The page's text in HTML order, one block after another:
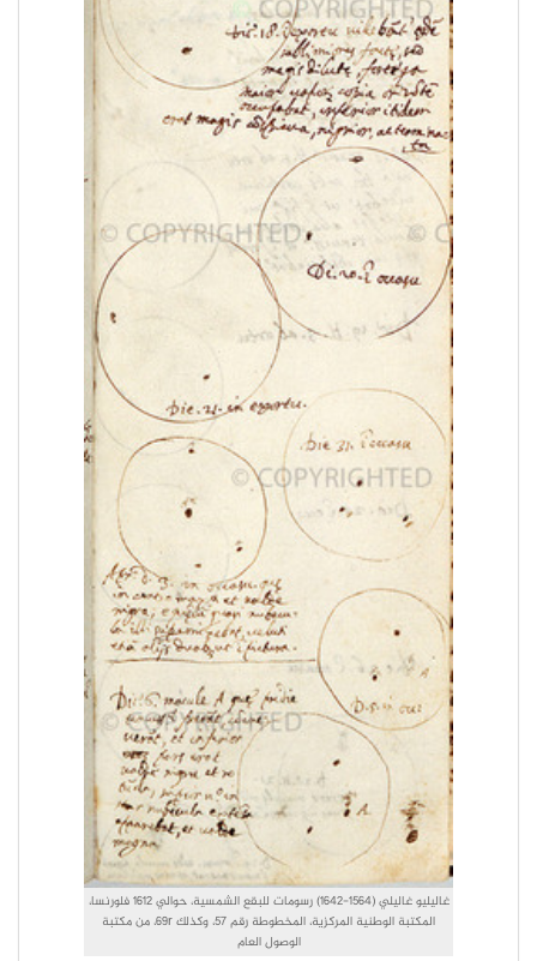
غاليليو غاليلي (1564-1642) رسومات للبقع الشمسية، حوالي 1612 فلورنسا،
المكتبة الوطنية المركزية، المخطوطة رقم 57، وكذلك 69r، من مكتبة
الوصول العام